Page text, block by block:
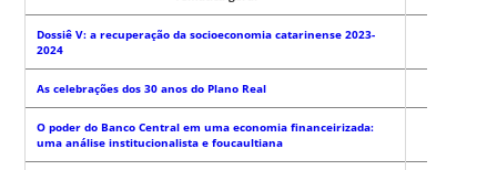
Dossiê V: a recuperação da socioeconomia catarinense 2023-
2024
As celebrações dos 30 anos do Plano Real
O poder do Banco Central em uma economia financeirizada:
uma análise institucionalista e foucaultiana